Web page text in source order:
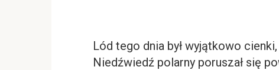
Lód tego dnia był wyjątkowo
Niedźwiedź polarny poruszał się